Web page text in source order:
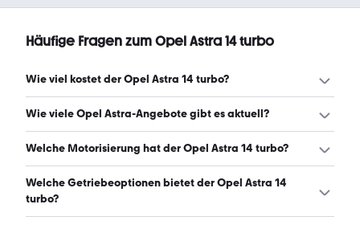
Häufige Fragen zum Opel Astra 14 turbo
Wie viel kostet der Opel Astra 14 turbo?
Ein guter Preis für einen Opel Astra 14 turbo liegt zwischen
Wie viele Opel Astra-Angebote gibt es aktuell?
Es gibt insgesamt 99 Opel Astra bei mobile.de, davon 99
Welche Motorisierung hat der Opel Astra 14 turbo?
Der Opel Astra 14 turbo hat Leistungen zwischen 140 und
200 PS. (Stand: 6.8.2026)
Welche Getriebeoptionen bietet der Opel Astra 14
turbo?